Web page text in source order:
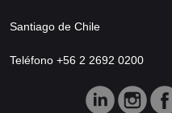
Santiago de Chile
Teléfono +56 2 2692 0200